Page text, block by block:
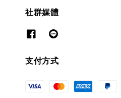
社群媒體
支付方式